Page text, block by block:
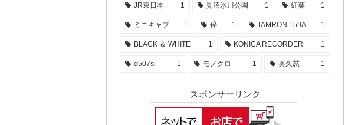
JR東日本 1 見沼氷川公園 1 紅葉 1
ミニキャブ 1 倅 1 TAMRON 159A 1
BLACK ＆ WHITE 1 KONICA RECORDER 1
α507si 1 モノクロ 1 奥久慈 1
スポンサーリンク